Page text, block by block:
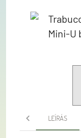
LEÍRÁS